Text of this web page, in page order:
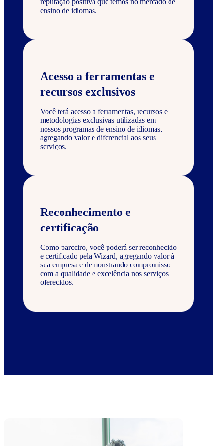
ensino de idiomas.
Acesso a ferramentas e
recursos exclusivos
Você terá acesso a ferramentas, recursos e
metodologias exclusivas utilizadas em
nossos programas de ensino de idiomas,
agregando valor e diferencial aos seus
serviços.
Reconhecimento e
certificação
Como parceiro, você poderá ser reconhecido
e certificado pela Wizard, agregando valor à
sua empresa e demonstrando compromisso
com a qualidade e excelência nos serviços
oferecidos.